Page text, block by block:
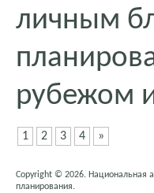
личным
рубежом
1 2 3 4 »
Copyright © 2026. Национальная
планирования.